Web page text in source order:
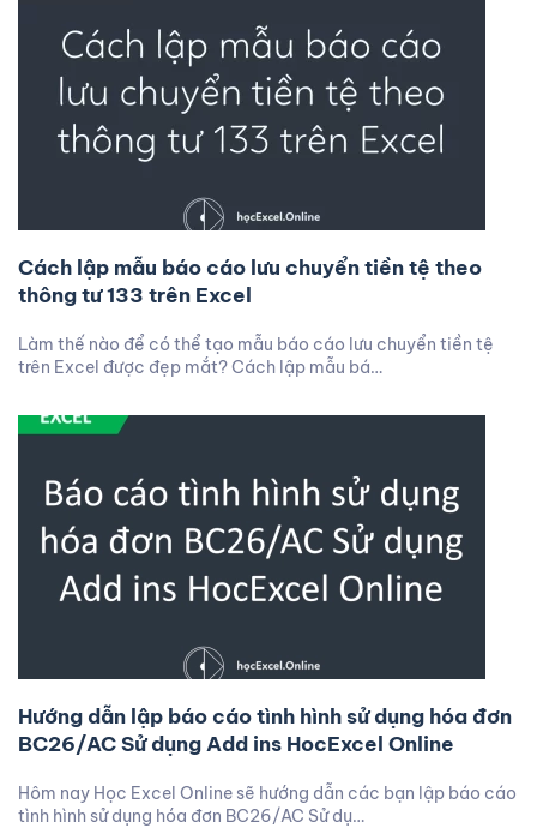
Cách lập mẫu báo cáo lưu chuyển tiền tệ theo
thông tư 133 trên Excel
Làm thế nào để có thể tạo mẫu báo cáo lưu chuyển tiền tệ
trên Excel được đẹp mắt? Cách lập mẫu bá…
Hướng dẫn lập báo cáo tình hình sử dụng hóa đơn
BC26/AC Sử dụng Add ins HocExcel Online
Hôm nay Học Excel Online sẽ hướng dẫn các bạn lập báo cáo
tình hình sử dụng hóa đơn BC26/AC Sử dụ…